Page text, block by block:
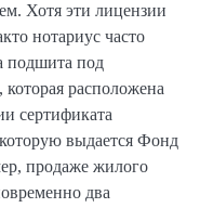
Хотя эти лицензии
нотариус часто
подшита под
, которая расположена
сертификата
выдается Фонд
продаже жилого
два